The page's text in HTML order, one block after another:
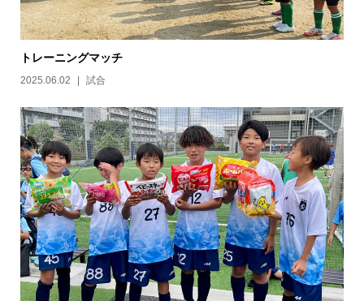
トレーニングマッチ
2025.06.02 試合